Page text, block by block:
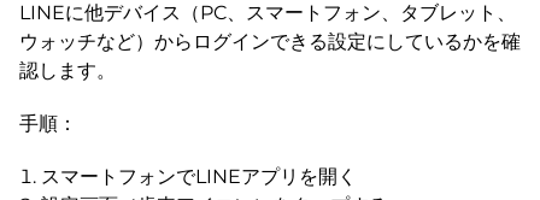
LINEに他デバイス（PC、スマートフォン、タブレット、
ウォッチなど）からログインできる設定にしているかを確
認します。
手順：
スマートフォンでLINEアプリを開く